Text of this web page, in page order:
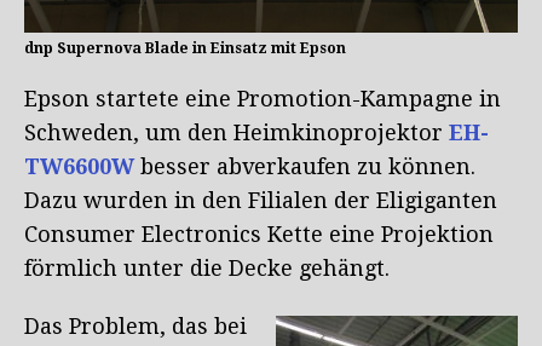
dnp Supernova Blade in Einsatz mit Epson
Epson startete eine Promotion-Kampagne in
Schweden, um den Heimkinoprojektor EH-
TW6600Wbesser abverkaufen zu können.
Dazu wurden in den Filialen der Eligiganten
Consumer Electronics Kette eine Projektion
förmlich unter die Decke gehängt.
Das Problem, das bei